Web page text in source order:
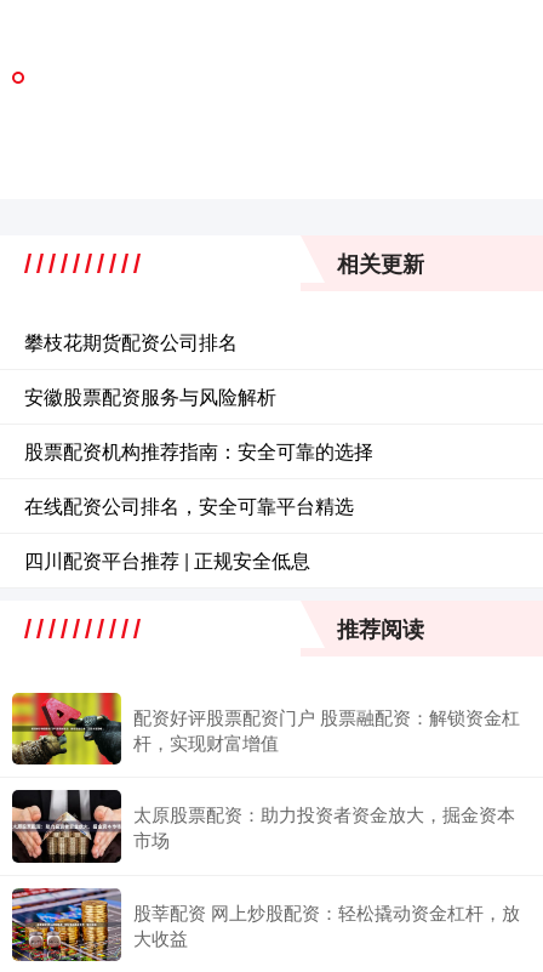
相关更新
攀枝花期货配资公司排名
安徽股票配资服务与风险解析
股票配资机构推荐指南：安全可靠的选择
在线配资公司排名，安全可靠平台精选
四川配资平台推荐 | 正规安全低息
推荐阅读
配资好评股票配资门户 股票融配资：解锁资金杠
杆，实现财富增值
太原股票配资：助力投资者资金放大，掘金资本
市场
股莘配资 网上炒股配资：轻松撬动资金杠杆，放
大收益